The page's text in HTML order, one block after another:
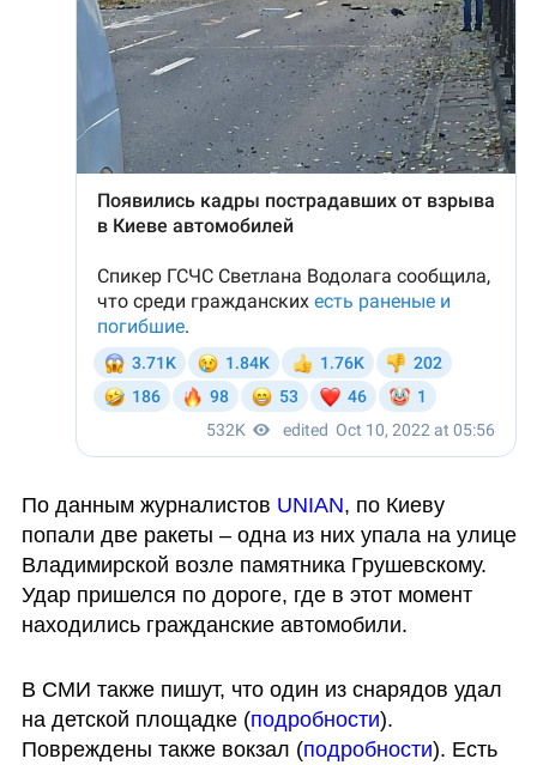
По данным журналистов UNIAN, по Киеву
попали две ракеты – одна из них упала на улице
Владимирской возле памятника Грушевскому.
Удар пришелся по дороге, где в этот момент
находились гражданские автомобили.
В СМИ также пишут, что один из снарядов удал
на детской площадке (подробности).
Повреждены также вокзал (подробности). Есть